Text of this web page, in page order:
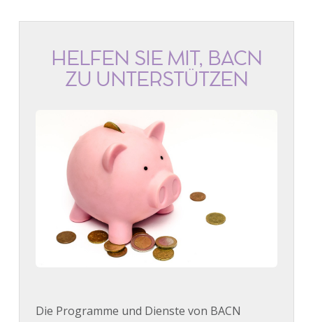
HELFEN SIE MIT, BACN
ZU UNTERSTÜTZEN
Die Programme und Dienste von BACN